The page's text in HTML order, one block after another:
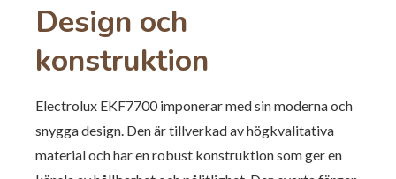
Design och
konstruktion
Electrolux EKF7700 imponerar med sin moderna och
snygga design. Den är tillverkad av högkvalitativa
material och har en robust konstruktion som ger en